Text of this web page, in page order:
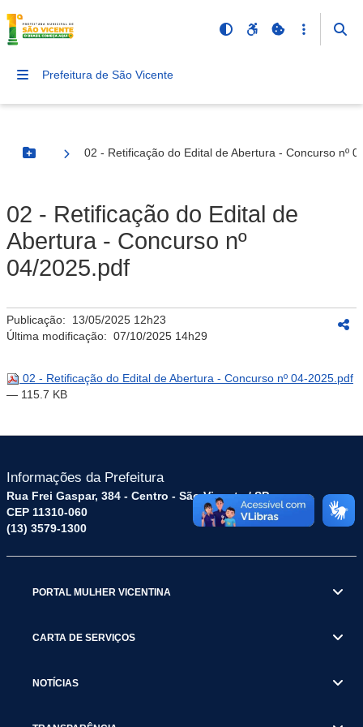
Prefeitura de São Vicente
Botão Menu
02 - Retificação do Edital de Abertura - Concurso nº
02 - Retificação do Edital de
Abertura - Concurso nº
04/2025.pdf
Publicação: 13/05/2025 12h23
Última modificação: 07/10/2025 14h29
02 - Retificação do Edital de Abertura - Concurso nº 04-2025.pdf
— 115.7 KB
Informações da Prefeitura
Rua Frei Gaspar, 384 - Centro - São Vicente / SP
CEP 11310-060
(13) 3579-1300
PORTAL MULHER VICENTINA
CARTA DE SERVIÇOS
NOTÍCIAS